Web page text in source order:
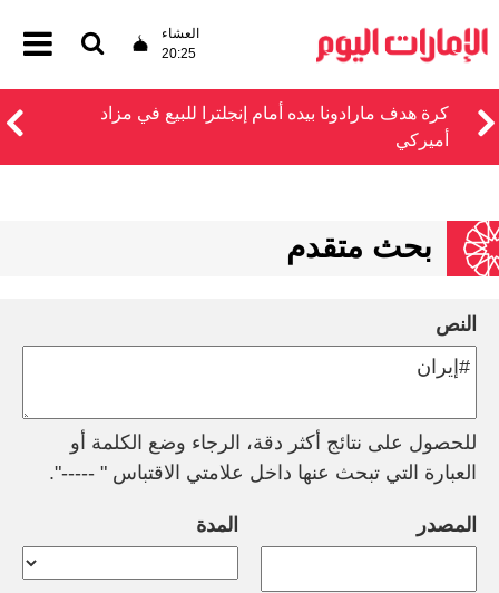
العشاء
20:25
كرة هدف مارادونا بيده أمام إنجلترا للبيع في مزاد
أميركي
بحث متقدم
النص
للحصول على نتائج أكثر دقة، الرجاء وضع الكلمة أو
العبارة التي تبحث عنها داخل علامتي الاقتباس " -----".
المصدر المدة